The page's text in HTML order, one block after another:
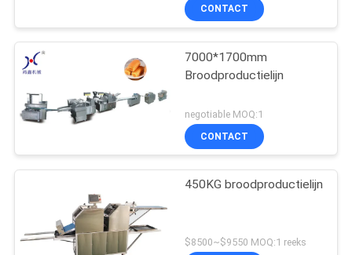
CONTACT
7000*1700mm
Broodproductielijn
negotiable MOQ:1
CONTACT
450KG broodproductielijn
$8500~$9550 MOQ:1 reeks